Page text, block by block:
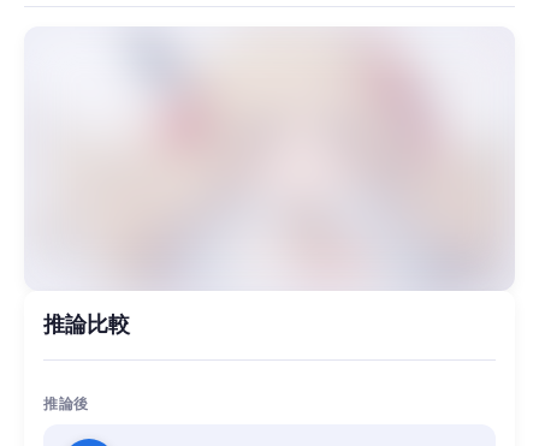
rvc, ダウンロード, 無料, 素敵だ, チェリー, 若い少女, モデル
推論比較
推論後